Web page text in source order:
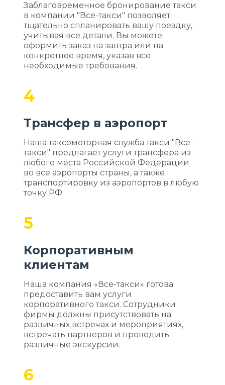
Заблаговременное бронирование такси
в компании "Все-такси" позволяет
тщательно спланировать вашу поездку,
учитывая все детали. Вы можете
оформить заказ на завтра или на
конкретное время, указав все
необходимые требования.
4
Трансфер в аэропорт
Наша таксомоторная служба такси "Все-
такси" предлагает услуги трансфера из
любого места Российской Федерации
во все аэропорты страны, а также
транспортировку из аэропортов в любую
точку РФ.
5
Корпоративным
клиентам
Наша компания «Все-такси» готова
предоставить вам услуги
корпоративного такси. Сотрудники
фирмы должны присутствовать на
различных встречах и мероприятиях,
встречать партнеров и проводить
различные экскурсии.
6